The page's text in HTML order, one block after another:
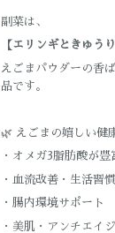
副菜は、
【エリンギときゅう
えごまパウダーの香
品です。
🌿 えごまの嬉しい健
・オメガ3脂肪酸が豊
・血流改善・生活習
・腸内環境サポート
・美肌・アンチエイ